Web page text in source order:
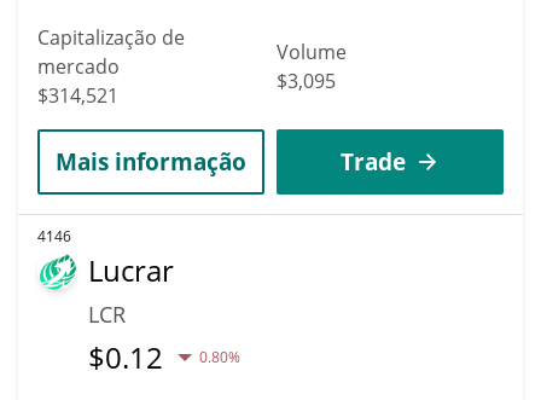
Capitalização de
mercado
$314,521
Volume
$3,095
Mais informação Trade
4146
Lucrar
LCR
$0.12 0.80%